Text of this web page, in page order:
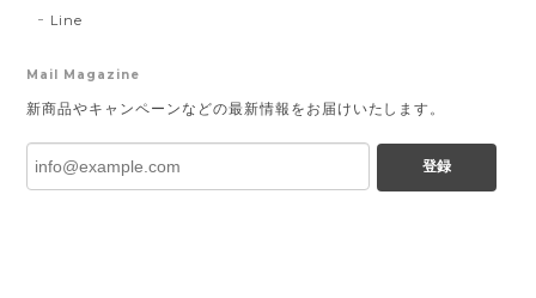
Line
Mail Magazine
新商品やキャンペーンなどの最新情報をお届けいたします。
登録